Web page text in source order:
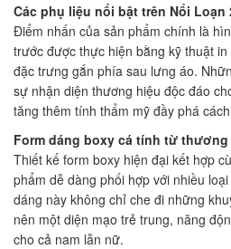
Các phụ liệu nổi bật trên Nổi Loạn
Điểm nhấn của sản phẩm chính là
trước được thực hiện bằng kỹ thuật
đặc trưng gắn phía sau lưng áo.
sự nhận diện thương hiệu độc đáo
tăng thêm tính thẩm mỹ đầy phá
Form dáng boxy cá tính từ thương
Thiết kế form boxy hiện đại kết hợp
phẩm dễ dàng phối hợp với nhiều
dáng này không chỉ che đi những
nên một diện mạo trẻ trung, năng
cho cả nam lẫn nữ.